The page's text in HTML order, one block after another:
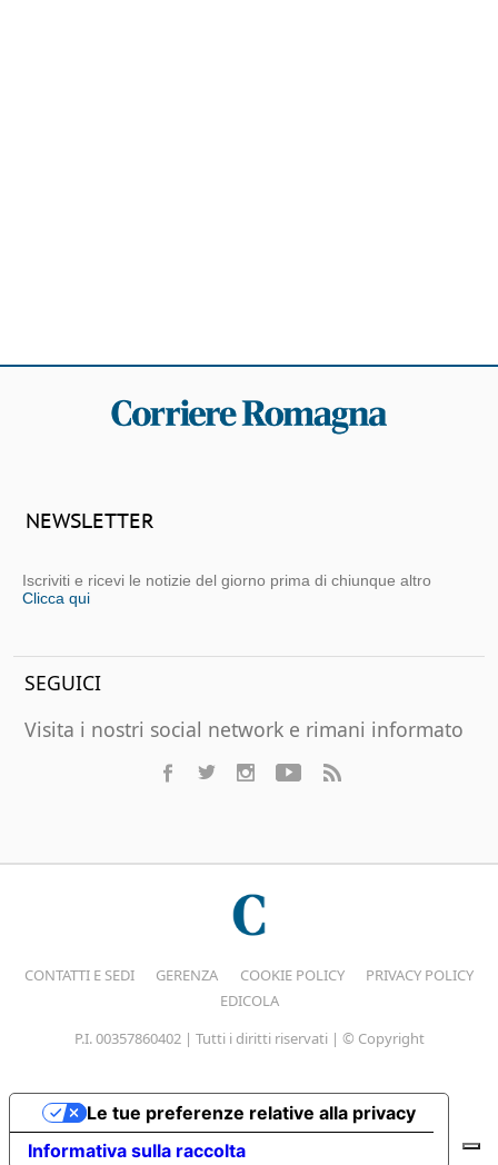
NEWSLETTER
Iscriviti e ricevi le notizie del giorno prima di chiunque altro
Clicca qui
SEGUICI
Visita i nostri social network e rimani informato
CONTATTI E SEDI GERENZA COOKIE POLICY
PRIVACY POLICY
EDICOLA
P.I. 00357860402 | Tutti i diritti riservati | © Copyright
Informativa sulla raccolta
Le tue preferenze relative alla privacy